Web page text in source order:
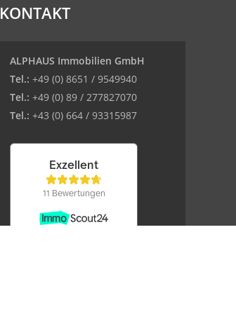
KONTAKT
ALPHAUS Immobilien GmbH
Tel.: +49 (0) 8651 / 9549940
Tel.: +49 (0) 89 / 277827070
Tel.: +43 (0) 664 / 93315987